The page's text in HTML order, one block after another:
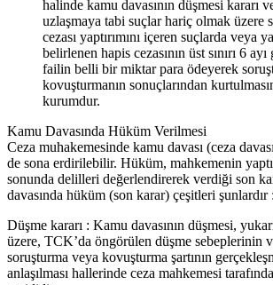
halinde kamu davasının düşmesi kararı
uzlaşmaya tabi suçlar hariç olmak üzere
cezası yaptırımını içeren suçlarda veya
belirlenen hapis cezasının üst sınırı 6
failin belli bir miktar para ödeyerek
kovuşturmanın sonuçlarından
kurumdur.
Kamu Davasında Hüküm Verilmesi
Ceza muhakemesinde kamu davası (ceza
de sona erdirilebilir. Hüküm, mahkemenin
sonunda delilleri değerlendirerek verdiği son
davasında hüküm (son karar) çeşitleri şunlardır :
Düşme kararı : Kamu davasının düşmesi,
üzere, TCK’da öngörülen düşme sebeplerinin
soruşturma veya kovuşturma şartının
anlaşılması hallerinde ceza mahkemesi